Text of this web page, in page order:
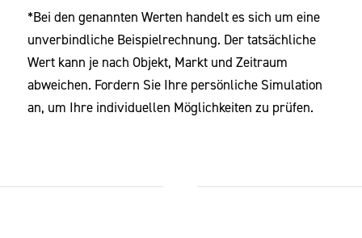
*Bei den genannten Werten handelt es sich um eine
unverbindliche Beispielrechnung. Der tatsächliche
Wert kann je nach Objekt, Markt und Zeitraum
abweichen. Fordern Sie Ihre persönliche Simulation
an, um Ihre individuellen Möglichkeiten zu prüfen.